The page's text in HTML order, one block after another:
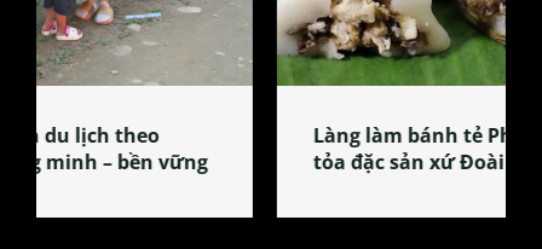
Làng làm bánh tẻ Phú Nhi – nơi lan
tỏa đặc sản xứ Đoài